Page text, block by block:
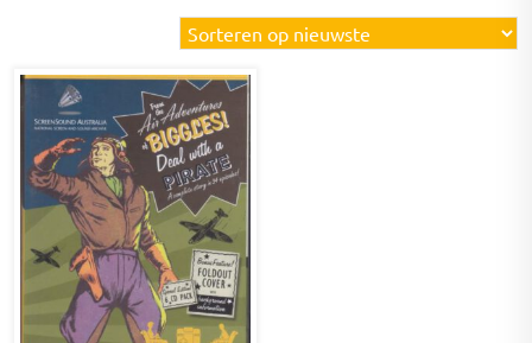
op